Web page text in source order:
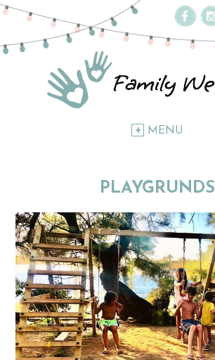
MENU
PLAYGRUNDS